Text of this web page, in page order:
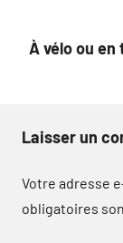
À vélo ou
Laisser un
Votre adresse
obligatoires